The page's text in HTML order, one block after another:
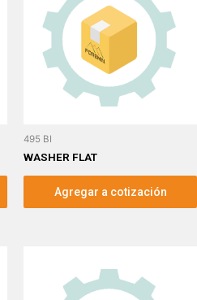
495 BI
WASHER FLAT
Agregar a cotización